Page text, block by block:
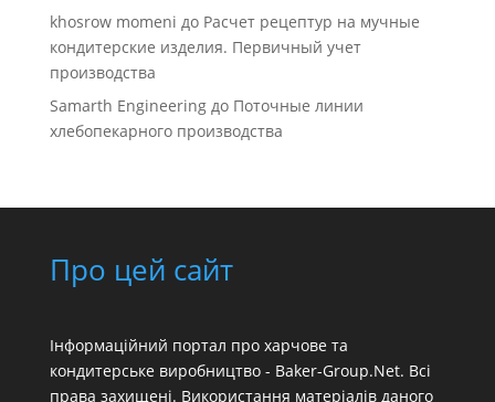
khosrow momeni до Расчет рецептур на мучные
кондитерские изделия. Первичный учет
производства
Samarth Engineeringдо Поточные линии
хлебопекарного производства
Про цей сайт
Інформаційний портал про харчове та
кондитерське виробництво - Baker-Group.Net. Всі
права захищені. Використання матеріалів даного